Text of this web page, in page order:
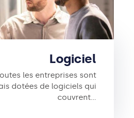
Logiciel
les entreprises sont
dotées de logiciels qui
couvrent…